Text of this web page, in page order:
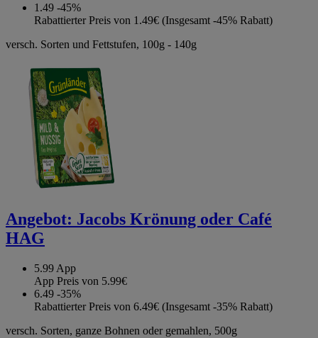
1.49 -45%
Rabattierter Preis von 1.49€ (Insgesamt -45% Rabatt)
versch. Sorten und Fettstufen, 100g - 140g
Angebot: Jacobs Krönung oder Café
HAG
5.99 App
App Preis von 5.99€
6.49 -35%
Rabattierter Preis von 6.49€ (Insgesamt -35% Rabatt)
versch. Sorten, ganze Bohnen oder gemahlen, 500g